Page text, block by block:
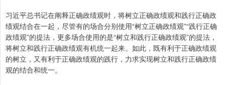
习近平总书记在阐释正确政绩观时，将树立正确政绩观和践行正确政
绩观结合在一起，尽管有的场合分别使用“树立正确政绩观”“践行正确
政绩观”的提法，更多场合使用的是“树立和践行正确政绩观”的提法，
将树立和践行正确政绩观有机统一起来。如此，既有利于正确政绩观
的树立，又有利于正确政绩观的践行，力求实现树立和践行正确政绩
观的结合和统一。